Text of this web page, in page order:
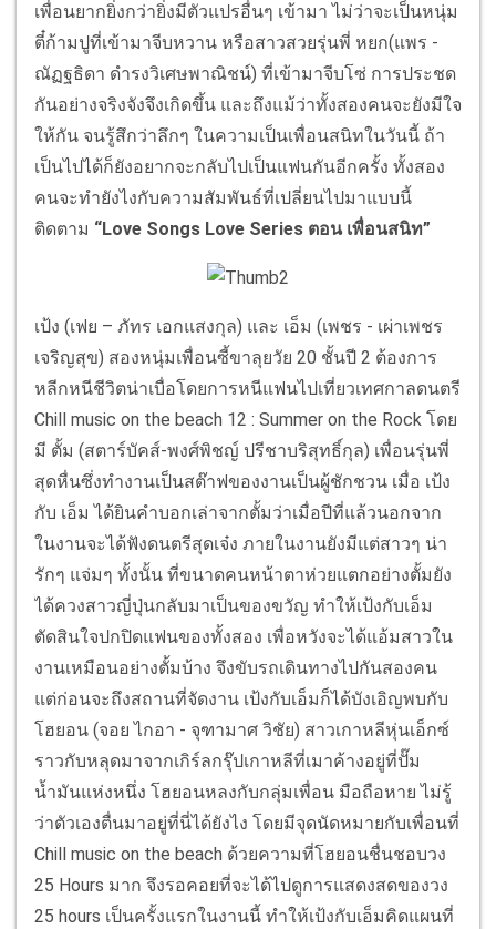
เพื่อนยากยิ่งกว่ายิ่งมีตัวแปรอื่นๆ เข้ามา ไม่ว่าจะเป็นหนุ่ม
ตี๋ก้ามปูที่เข้ามาจีบหวาน หรือสาวสวยรุ่นพี่ หยก(แพร -
ณัฏฐธิดา ดำรงวิเศษพาณิชน์) ที่เข้ามาจีบโซ่ การประชด
กันอย่างจริงจังจึงเกิดขึ้น และถึงแม้ว่าทั้งสองคนจะยังมีใจ
ให้กัน จนรู้สึกว่าลึกๆ ในความเป็นเพื่อนสนิทในวันนี้ ถ้า
เป็นไปได้ก็ยังอยากจะกลับไปเป็นแฟนกันอีกครั้ง ทั้งสอง
คนจะทำยังไงกับความสัมพันธ์ที่เปลี่ยนไปมาแบบนี้
ติดตาม “Love Songs Love Series ตอน เพื่อนสนิท”
เป้ง (เฟย – ภัทร เอกแสงกุล) และ เอ็ม (เพชร - เผ่าเพชร
เจริญสุข) สองหนุ่มเพื่อนซี้ขาลุยวัย 20 ชั้นปี 2 ต้องการ
หลีกหนีชีวิตน่าเบื่อโดยการหนีแฟนไปเที่ยวเทศกาลดนตรี
Chill music on the beach 12 : Summer on the Rock โดย
มี ตั้ม (สตาร์บัคส์-พงศ์พิชญ์ ปรีชาบริสุทธิ์กุล) เพื่อนรุ่นพี่
สุดหื่นซึ่งทำงานเป็นสต๊าฟของงานเป็นผู้ชักชวน เมื่อ เป้ง
กับ เอ็ม ได้ยินคำบอกเล่าจากตั้มว่าเมื่อปีที่แล้วนอกจาก
ในงานจะได้ฟังดนตรีสุดเจ๋ง ภายในงานยังมีแต่สาวๆ น่า
รักๆ แจ่มๆ ทั้งนั้น ที่ขนาดคนหน้าตาห่วยแตกอย่างตั้มยัง
ได้ควงสาวญี่ปุ่นกลับมาเป็นของขวัญ ทำให้เป้งกับเอ็ม
ตัดสินใจปกปิดแฟนของทั้งสอง เพื่อหวังจะได้แอ้มสาวใน
งานเหมือนอย่างตั้มบ้าง จึงขับรถเดินทางไปกันสองคน
แต่ก่อนจะถึงสถานที่จัดงาน เป้งกับเอ็มก็ได้บังเอิญพบกับ
โฮยอน (จอย ไกอา - จุฑามาศ วิชัย) สาวเกาหลีหุ่นเอ็กซ์
ราวกับหลุดมาจากเกิร์ลกรุ๊ปเกาหลีที่เมาค้างอยู่ที่ปั๊ม
น้ำมันแห่งหนึ่ง โฮยอนหลงกับกลุ่มเพื่อน มือถือหาย ไม่รู้
ว่าตัวเองตื่นมาอยู่ที่นี่ได้ยังไง โดยมีจุดนัดหมายกับเพื่อนที่
Chill music on the beach ด้วยความที่โฮยอนชื่นชอบวง
25 Hours มาก จึงรอคอยที่จะได้ไปดูการแสดงสดของวง
25 hours เป็นครั้งแรกในงานนี้ ทำให้เป้งกับเอ็มคิดแผนที่